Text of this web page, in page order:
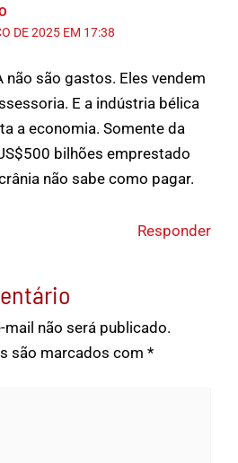
DE 2025 EM 17:38
não são gastos. Eles vendem
E a indústria bélica
a economia. Somente da
bilhões emprestado
não sabe como pagar.
Responder
mail não será publicado.
são marcados com *